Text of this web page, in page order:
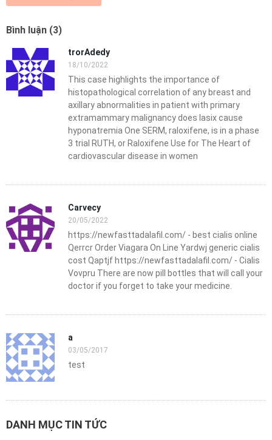
Bình luận (3)
trorAdedy
18/10/2022
This case highlights the importance of
histopathological correlation of any breast and
axillary abnormalities in patient with primary
extramammary malignancy does lasix cause
hyponatremia One SERM, raloxifene, is in a phase
3 trial RUTH, or Raloxifene Use for The Heart of
cardiovascular disease in women
Carvecy
20/05/2022
https://newfasttadalafil.com/ - best cialis online
Qerrcr Order Viagara On Line Yardwj generic cialis
cost Qaptjf https://newfasttadalafil.com/ - Cialis
Vovpru There are now pill bottles that will call your
doctor if you forget to take your medicine.
a
03/05/2017
test
DANH MỤC TIN TỨC